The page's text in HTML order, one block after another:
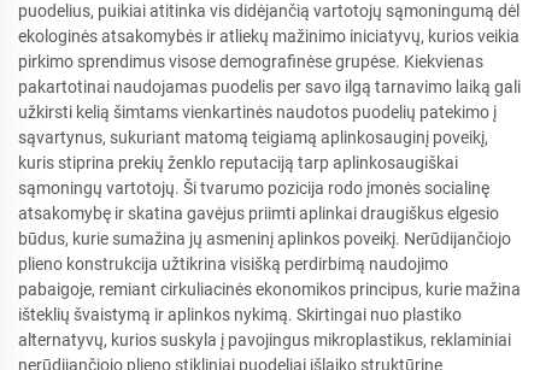
puodelius, puikiai atitinka vis didėjančią vartotojų sąmoningumą dėl
ekologinės atsakomybės ir atliekų mažinimo iniciatyvų, kurios veikia
pirkimo sprendimus visose demografinėse grupėse. Kiekvienas
pakartotinai naudojamas puodelis per savo ilgą tarnavimo laiką gali
užkirsti kelią šimtams vienkartinės naudotos puodelių patekimo į
sąvartynus, sukuriant matomą teigiamą aplinkosauginį poveikį,
kuris stiprina prekių ženklo reputaciją tarp aplinkosaugiškai
sąmoningų vartotojų. Ši tvarumo pozicija rodo įmonės socialinę
atsakomybę ir skatina gavėjus priimti aplinkai draugiškus elgesio
būdus, kurie sumažina jų asmeninį aplinkos poveikį. Nerūdijančiojo
plieno konstrukcija užtikrina visišką perdirbimą naudojimo
pabaigoje, remiant cirkuliacinės ekonomikos principus, kurie mažina
išteklių švaistymą ir aplinkos nykimą. Skirtingai nuo plastiko
alternatyvų, kurios suskyla į pavojingus mikroplastikus, reklaminiai
nerūdijančiojo plieno stikliniai puodeliai išlaiko struktūrinę